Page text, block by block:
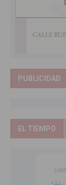
PUBLICIDAD
EL TIEMPO